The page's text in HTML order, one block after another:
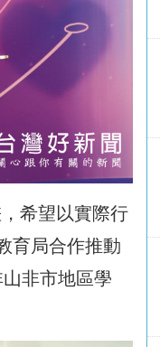
希望以實際行
育局合作推動
非市地區學